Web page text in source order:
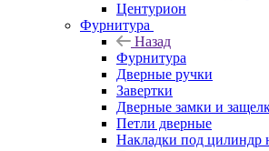
Центурион
Фурнитура
Назад
Фурнитура
Дверные ручки
Завертки
Дверные замки и
Петли дверные
Накладки под цилиндр